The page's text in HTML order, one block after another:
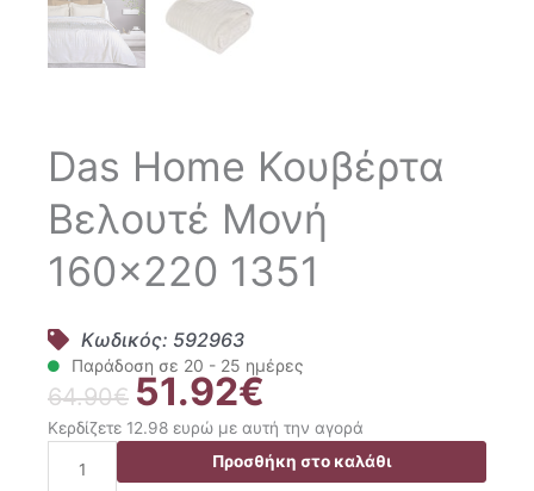
Das Home Κουβέρτα
Βελουτέ Μονή
160×220 1351
Κωδικός: 592963
Παράδοση σε 20 - 25 ημέρες
64.90€ Original
price
was:
64.90€.
51.92€
τρέχουσα
τιμή
είναι:
Κερδίζετε 12.98 ευρώ με αυτή την αγορά
Home
Προσθήκη στο καλάθι